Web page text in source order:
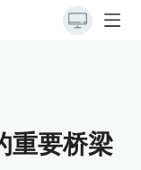
重要桥梁